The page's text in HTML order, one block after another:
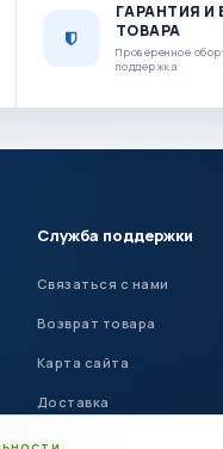
ГАРАНТИЯ И
ТОВАРА
Проверенное
поддержка
Служба поддержки
Связаться с нами
Возврат товара
Карта сайта
Доставка
Оплата